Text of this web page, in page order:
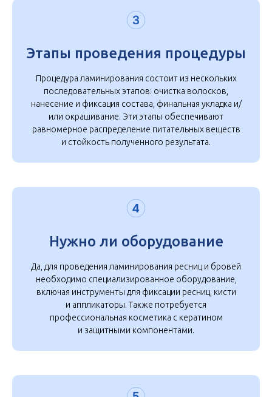
Этапы проведения процедуры
Процедура ламинирования состоит из нескольких
последовательных этапов: очистка волосков,
нанесение и фиксация состава, финальная укладка и/
или окрашивание. Эти этапы обеспечивают
равномерное распределение питательных веществ
и стойкость полученного результата.
Нужно ли оборудование
Да, для проведения ламинирования ресниц и бровей
необходимо специализированное оборудование,
включая инструменты для фиксации ресниц, кисти
и аппликаторы. Также потребуется
профессиональная косметика с кератином
и защитными компонентами.